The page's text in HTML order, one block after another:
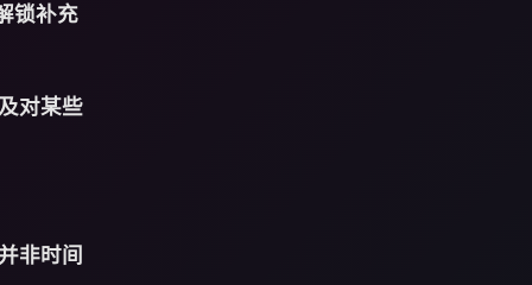
锁补充
对某些
非时间